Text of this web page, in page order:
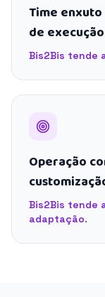
Time
de execução
Bis2Bis tende
Operação
Bis2Bis tende
adaptação.